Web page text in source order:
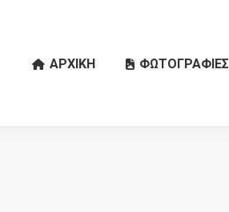
ΑΡΧΙΚΗ ΦΩΤΟΓΡΑΦΙΕΣ